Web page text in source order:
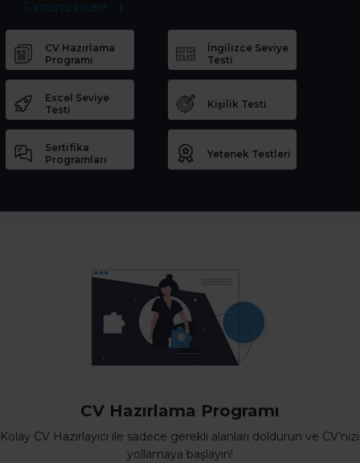
Tümünü İncele
CV Hazırlama
Programı
İngilizce Seviye
Testi
Excel Seviye
Testi
Kişilik Testi
Sertifika
Programları
Yetenek Testleri
CV Hazırlama Programı
Kolay CV Hazırlayıcı ile sadece gerekli alanları doldurun ve CV’nizi
yollamaya başlayın!